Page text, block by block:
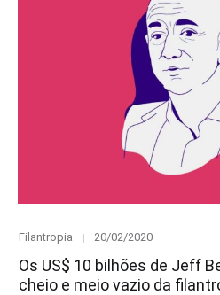
Category
Filantropia
Posted
20/02/2020
Os US$ 10 bilhões de Jeff
cheio e meio vazio da